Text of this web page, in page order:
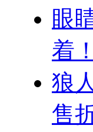
眼
着！
狼
售